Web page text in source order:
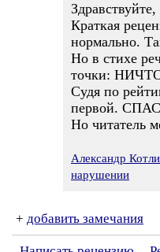
Краткая
нормально.
Но в стихе
точки:
Судя по
первой.
Но читатель
Александр
нарушении
+ добавить замечания